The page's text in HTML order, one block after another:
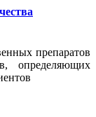
препаратов
определяющих